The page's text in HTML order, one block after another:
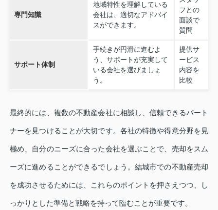
専門知識
地域特性を理解している
会社は、適切なアドバイ
スができます。
フとの
面談で
質問
サポート体制
手続きが円滑に進むよ
う、サポートが充実して
いる会社を選びましょ
う。
提供サ
ービス
内容を
比較
最終的には、複数の不動産会社に相談し、信頼できるパート
ナーを見つけることが大切です。各社の特徴や得意分野を見
極め、自分のニーズに合った会社を選ぶことで、売却をスム
ーズに進めることができるでしょう。結城市での不動産売却
を成功させるためには、これらのポイントを押さえつつ、し
っかりとした準備と戦略を持って臨むことが重要です。